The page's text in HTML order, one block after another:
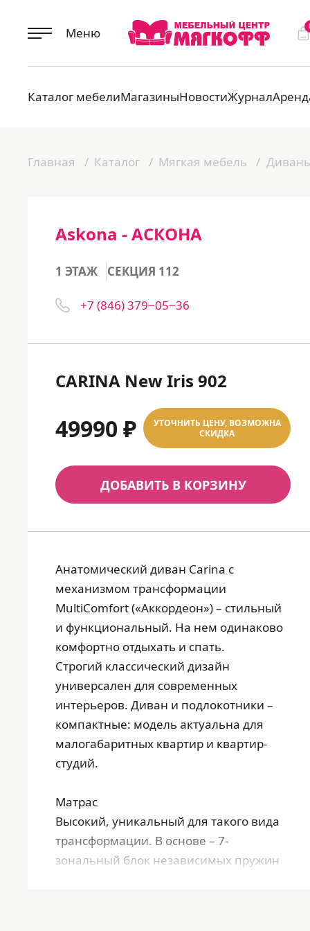
Меню
Каталог мебелиМагазиныНовостиЖурнал
Главная Каталог Мягкая мебель
Askona - АСКОНА
1 ЭТАЖ СЕКЦИЯ 112
+7 (846) 379‒05‒36
CARINA New Iris 902
49990 ₽
УТОЧНИТЬ ЦЕНУ, ВОЗМОЖНА
СКИДКА
ДОБАВИТЬ В КОРЗИНУ
Анатомический диван Carina c
механизмом трансформации
MultiComfort («Аккордеон») – стильный
и функциональный. На нем одинаково
комфортно отдыхать и спать.
Строгий классический дизайн
универсален для современных
интерьеров. Диван и подлокотники –
компактные: модель актуальна для
малогабаритных квартир и квартир-
студий.
Матрас
Высокий, уникальный для такого вида
трансформации. В основе – 7-
зональный блок независимых пружин